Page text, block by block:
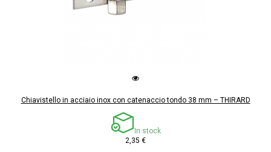
Chiavistello in acciaio inox con catenaccio tondo 38 mm – THIRARD
In stock
2,35 €